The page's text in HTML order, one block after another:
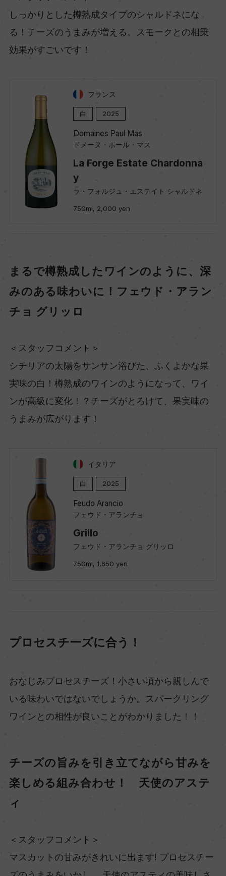
しっかりとした樽熟成タイプのシャルドネにな
る！チーズのうまみが増える。スモークとの相乗
効果がすごいです！
フランス
白 2025
Domaines Paul Mas
ドメーヌ・ポール・マス
La Forge Estate Chardonna
y
ラ・フォルジュ・エステイト シャルドネ
750ml, 2,000 yen
まるで樽熟成したワインのように、深
みのある味わいに！フェウド・アラン
チョ グリッロ
＜スタッフコメント＞
シチリアの太陽をサンサン浴びた、ふくよかな果
実味の白！樽熟成のワインのようになって、ワイ
ンが高級に変化！？チーズがとろけて、果実味の
うまみが広がります！
イタリア
白 2025
Feudo Arancio
フェウド・アランチョ
Grillo
フェウド・アランチョ グリッロ
750ml, 1,650 yen
プロセスチーズに合う！
おなじみプロセスチーズ！小さい頃から親しんで
いる味わいではないでしょうか。スパークリング
ワインとの相性が良いことがわかりました！！
チーズの旨みを引き立てながら甘みを
楽しめる組み合わせ！ 天使のアステ
ィ
＜スタッフコメント＞
マスカットの甘みがきれいに出ます! プロセスチー